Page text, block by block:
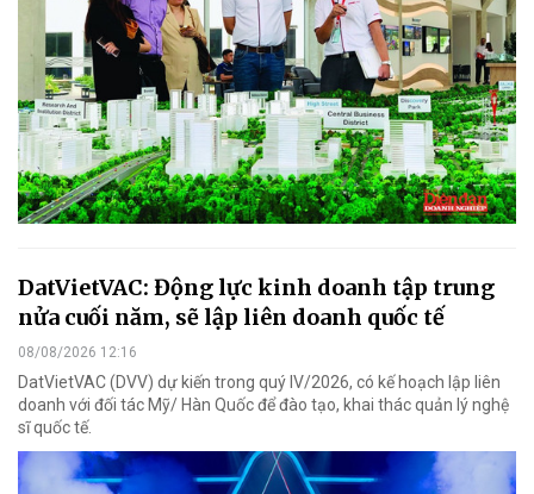
DatVietVAC: Động lực kinh doanh tập trung
nửa cuối năm, sẽ lập liên doanh quốc tế
08/08/2026 12:16
DatVietVAC (DVV) dự kiến trong quý IV/2026, có kế hoạch lập liên
doanh với đối tác Mỹ/ Hàn Quốc để đào tạo, khai thác quản lý nghệ
sĩ quốc tế.